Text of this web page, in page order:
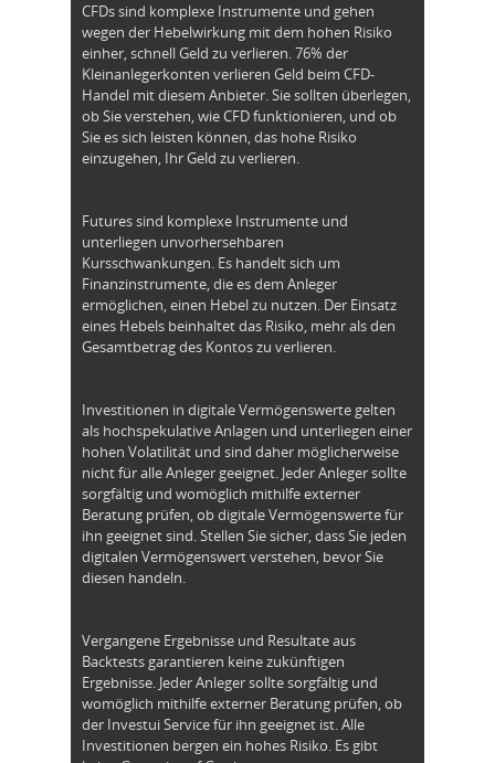
CFDs sind komplexe Instrumente und gehen
wegen der Hebelwirkung mit dem hohen Risiko
einher, schnell Geld zu verlieren. 76% der
Kleinanlegerkonten verlieren Geld beim CFD-
Handel mit diesem Anbieter. Sie sollten überlegen,
ob Sie verstehen, wie CFD funktionieren, und ob
Sie es sich leisten können, das hohe Risiko
einzugehen, Ihr Geld zu verlieren.
Futures sind komplexe Instrumente und
unterliegen unvorhersehbaren
Kursschwankungen. Es handelt sich um
Finanzinstrumente, die es dem Anleger
ermöglichen, einen Hebel zu nutzen. Der Einsatz
eines Hebels beinhaltet das Risiko, mehr als den
Gesamtbetrag des Kontos zu verlieren.
Investitionen in digitale Vermögenswerte gelten
als hochspekulative Anlagen und unterliegen einer
hohen Volatilität und sind daher möglicherweise
nicht für alle Anleger geeignet. Jeder Anleger sollte
sorgfältig und womöglich mithilfe externer
Beratung prüfen, ob digitale Vermögenswerte für
ihn geeignet sind. Stellen Sie sicher, dass Sie jeden
digitalen Vermögenswert verstehen, bevor Sie
diesen handeln.
Vergangene Ergebnisse und Resultate aus
Backtests garantieren keine zukünftigen
Ergebnisse. Jeder Anleger sollte sorgfältig und
womöglich mithilfe externer Beratung prüfen, ob
der Investui Service für ihn geeignet ist. Alle
Investitionen bergen ein hohes Risiko. Es gibt